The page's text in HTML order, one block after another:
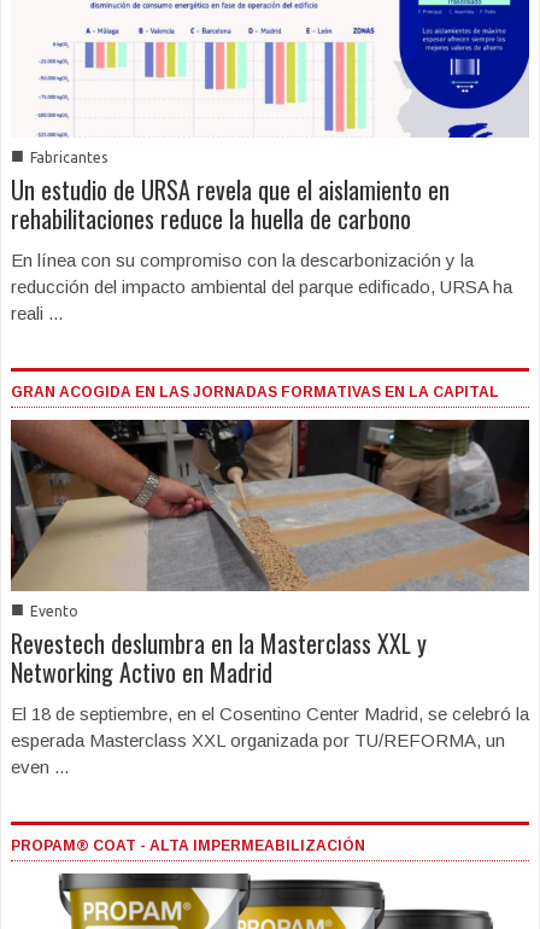
■ Fabricantes
Un estudio de URSA revela que el aislamiento en
rehabilitaciones reduce la huella de carbono
En línea con su compromiso con la descarbonización y la
reducción del impacto ambiental del parque edificado, URSA ha
reali ...
GRAN ACOGIDA EN LAS JORNADAS FORMATIVAS EN LA CAPITAL
■ Evento
Revestech deslumbra en la Masterclass XXL y
Networking Activo en Madrid
El 18 de septiembre, en el Cosentino Center Madrid, se celebró la
esperada Masterclass XXL organizada por TU/REFORMA, un
even ...
PROPAM® COAT - ALTA IMPERMEABILIZACIÓN